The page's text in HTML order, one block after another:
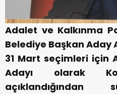
Adalet ve Kalkınma
Belediye Başkan Aday
31 Mart seçimleri için
Adayı olarak
açıklandığından